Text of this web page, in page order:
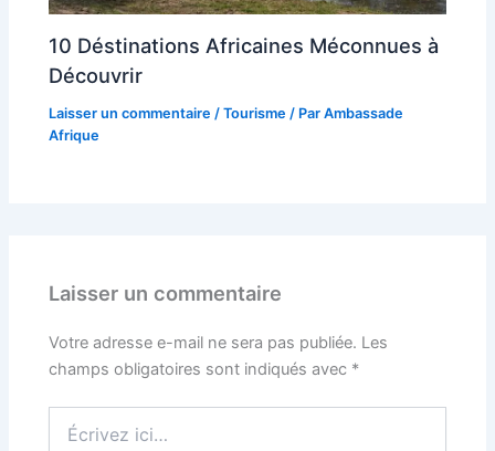
10 Déstinations Africaines Méconnues à
Découvrir
Laisser un commentaire /Tourisme / ParAmbassade
Afrique
Laisser un commentaire
Votre adresse e-mail ne sera pas publiée. Les
champs obligatoires sont indiqués avec *
ici…